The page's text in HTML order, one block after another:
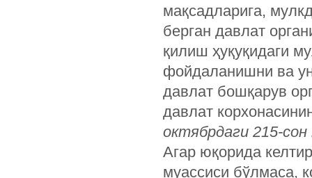
мақсадларига,
берган давлат
қилиш ҳуқуқидаги
фойдаланишни ва
давлат бошқарув
давлат
октябрдаги 215-
Агар юқорида
муассиси бўлмаса,